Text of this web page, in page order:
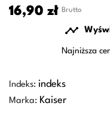
16,90 zł Brutto

Najniższa
Indeks: indeks
Marka: Kaiser